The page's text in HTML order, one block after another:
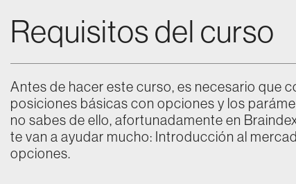
Requisitos del curso
Antes de hacer este curso, es necesario que
posiciones básicas con opciones y los
no sabes de ello, afortunadamente en
te van a ayudar mucho: Introducción al
opciones.